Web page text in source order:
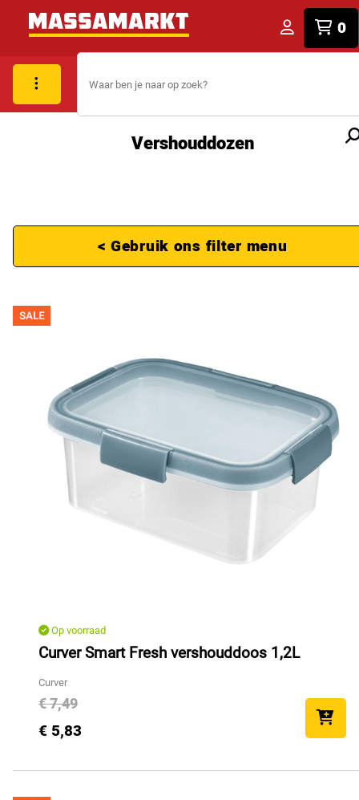
0
Vershouddozen
< Gebruik ons filter menu
SALE
Op voorraad
Curver Smart Fresh vershouddoos 1,2L
Curver
€ 7,49
€ 5,83